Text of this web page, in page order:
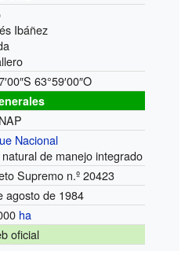
Ibáñez
63°59′00″O
Nacional
de manejo integrado
Supremo n.º 20423
agosto de 1984
ha
oficial